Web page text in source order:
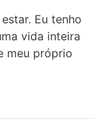
Eu tenho
vida inteira
meu próprio